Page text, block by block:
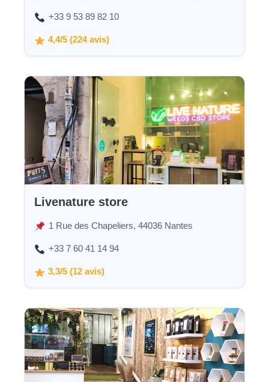
+33 9 53 89 82 10
4,4/5 (224 avis)
Livenature store
1 Rue des Chapeliers, 44036 Nantes
+33 7 60 41 14 94
3,3/5 (12 avis)